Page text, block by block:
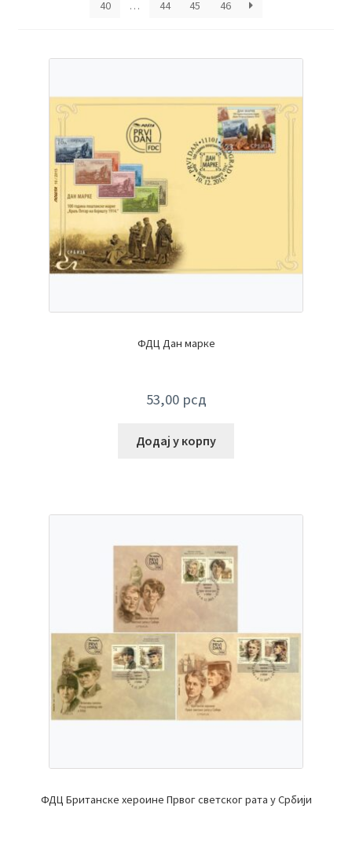
40
… 44 45 46
ФДЦ Дан марке
53,00 рсд
Додај у корпу
ФДЦ Британске хероине Првог светског рата у Србији